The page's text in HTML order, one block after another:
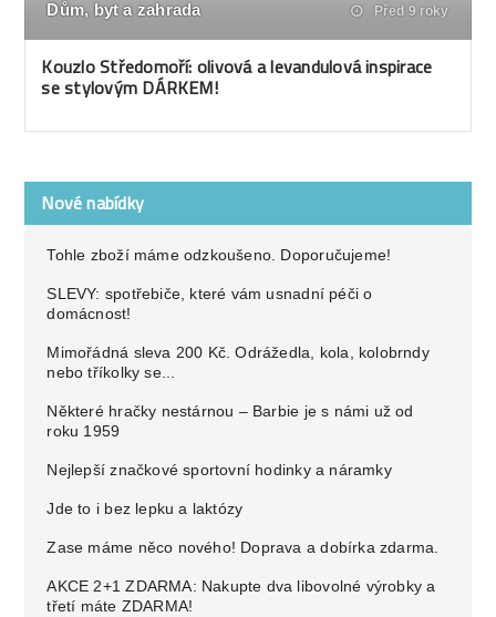
Dům, byt a zahrada Před 9 roky
Kouzlo Středomoří: olivová a levandulová inspirace
se stylovým DÁRKEM!
Nové nabídky
Tohle zboží máme odzkoušeno. Doporučujeme!
SLEVY: spotřebiče, které vám usnadní péči o
domácnost!
Mimořádná sleva 200 Kč. Odrážedla, kola, kolobrndy
nebo tříkolky se...
Některé hračky nestárnou – Barbie je s námi už od
roku 1959
Nejlepší značkové sportovní hodinky a náramky
Jde to i bez lepku a laktózy
Zase máme něco nového! Doprava a dobírka zdarma.
AKCE 2+1 ZDARMA: Nakupte dva libovolné výrobky a
třetí máte ZDARMA!